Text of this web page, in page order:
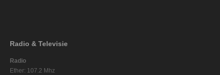
Radio & Televisie
Radio
Ether: 107.2 Mhz